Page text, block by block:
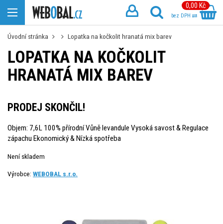
0,00 Kč
bez DPH
Úvodní stránka Lopatka na kočkolit hranatá mix barev
LOPATKA NA KOČKOLIT
HRANATÁ MIX BAREV
PRODEJ SKONČIL!
Objem: 7,6L 100% přírodní Vůně levandule Vysoká savost & Regulace
zápachu Ekonomický & Nízká spotřeba
Není skladem
Výrobce: WEBOBAL s.r.o.